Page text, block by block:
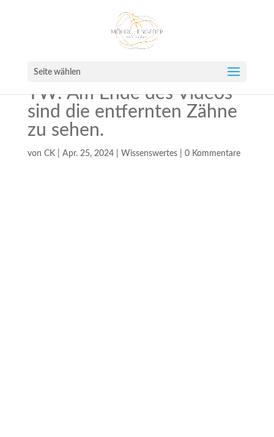
Seite wählen
TW: Am Ende des Videos
sind die entfernten Zähne
zu sehen.
von CK| Apr. 25, 2024| Wissenswertes| 0 Kommentare